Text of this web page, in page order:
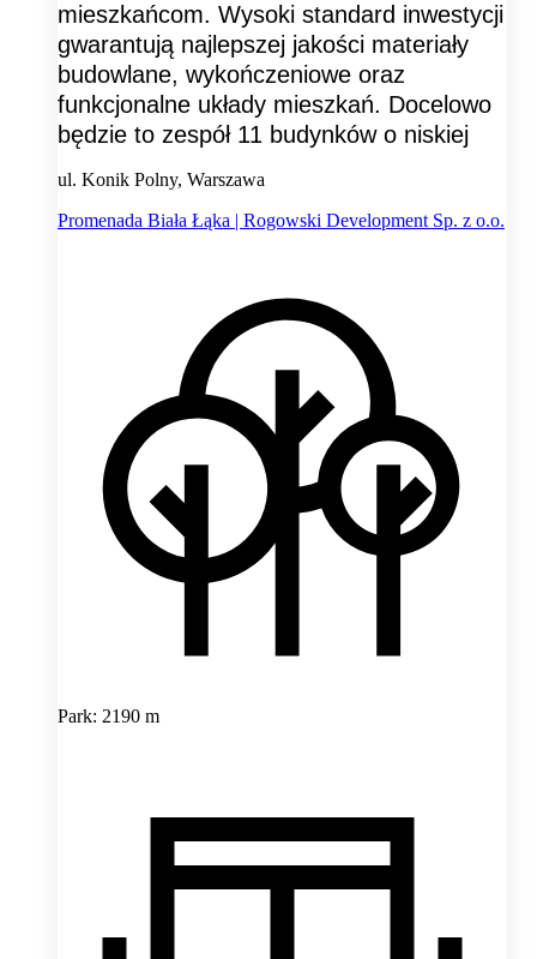
mieszkańcom. Wysoki standard inwestycji
gwarantują najlepszej jakości materiały
budowlane, wykończeniowe oraz
funkcjonalne układy mieszkań. Docelowo
będzie to zespół 11 budynków o niskiej
ul. Konik Polny, Warszawa
Promenada Biała Łąka | Rogowski Development Sp. z o.o.
Park: 2190 m